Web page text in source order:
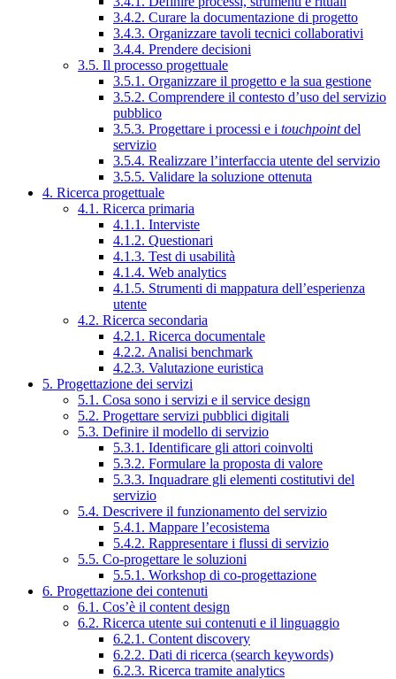
3.4.2. Curare la documentazione di progetto
3.4.3. Organizzare tavoli tecnici collaborativi
3.4.4. Prendere decisioni
3.5. Il processo progettuale
3.5.1. Organizzare il progetto e la sua gestione
3.5.2. Comprendere il contesto d’uso del servizio
pubblico
3.5.3. Progettare i processi e i touchpointdel
servizio
3.5.4. Realizzare l’interfaccia utente del servizio
3.5.5. Validare la soluzione ottenuta
4. Ricerca progettuale
4.1. Ricerca primaria
4.1.1. Interviste
4.1.2. Questionari
4.1.3. Test di usabilità
4.1.4. Web analytics
4.1.5. Strumenti di mappatura dell’esperienza
utente
4.2. Ricerca secondaria
4.2.1. Ricerca documentale
4.2.2. Analisi benchmark
4.2.3. Valutazione euristica
5. Progettazione dei servizi
5.1. Cosa sono i servizi e il service design
5.2. Progettare servizi pubblici digitali
5.3. Definire il modello di servizio
5.3.1. Identificare gli attori coinvolti
5.3.2. Formulare la proposta di valore
5.3.3. Inquadrare gli elementi costitutivi del
servizio
5.4. Descrivere il funzionamento del servizio
5.4.1. Mappare l’ecosistema
5.4.2. Rappresentare i flussi di servizio
5.5. Co-progettare le soluzioni
5.5.1. Workshop di co-progettazione
6. Progettazione dei contenuti
6.1. Cos’è il content design
6.2. Ricerca utente sui contenuti e il linguaggio
6.2.1. Content discovery
6.2.2. Dati di ricerca (search keywords)
6.2.3. Ricerca tramite analytics